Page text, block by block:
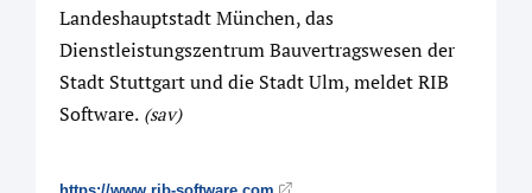
Landeshauptstadt München, das
Dienstleistungszentrum Bauvertragswesen der
Stadt Stuttgart und die Stadt Ulm, meldet RIB
Software. (sav)